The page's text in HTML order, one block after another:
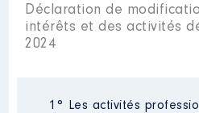
Déclaration de
intérêts et des activités
2024
1° Les activités